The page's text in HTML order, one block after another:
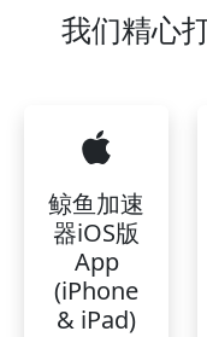
我们精心
鲸鱼加速
器iOS版
App
(iPhone
& iPad)